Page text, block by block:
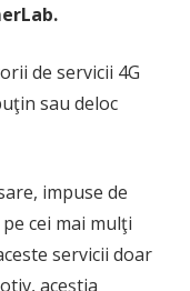
de servicii 4G
sau deloc
impuse de
cei mai mulţi
servicii doar
aceştia